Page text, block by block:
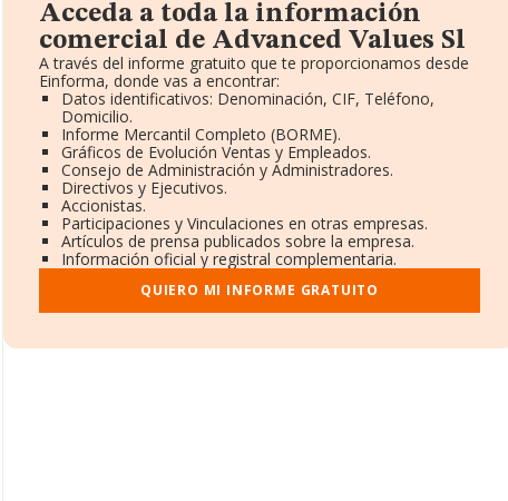
Acceda a toda la información
comercial de Advanced Values Sl
A través del informe gratuito que te proporcionamos desde
Einforma, donde vas a encontrar:
Datos identificativos: Denominación, CIF, Teléfono,
Domicilio.
Informe Mercantil Completo (BORME).
Gráficos de Evolución Ventas y Empleados.
Consejo de Administración y Administradores.
Directivos y Ejecutivos.
Accionistas.
Participaciones y Vinculaciones en otras empresas.
Artículos de prensa publicados sobre la empresa.
Información oficial y registral complementaria.
QUIERO MI INFORME GRATUITO